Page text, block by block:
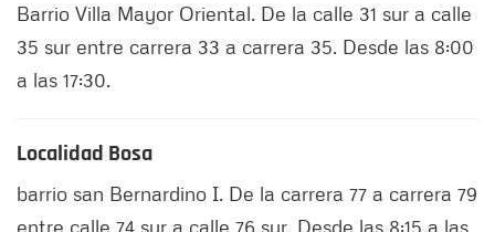
Barrio Villa Mayor Oriental. De la calle 31 sur a calle
35 sur entre carrera 33 a carrera 35. Desde las 8:00
a las 17:30.
Localidad Bosa
barrio san Bernardino I. De la carrera 77 a carrera 79
entre calle 74 sur a calle 76 sur. Desde las 8:15 a las